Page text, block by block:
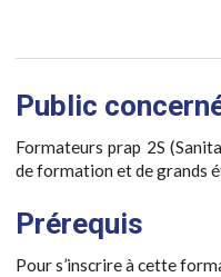
Public
Formateurs prap 2S
de formation et de grands
Prérequis
Pour s’inscrire à cette